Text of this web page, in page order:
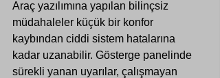
Araç yazılımına yapılan bilinçsiz
müdahaleler küçük bir konfor
kaybından ciddi sistem hatalarına
kadar uzanabilir. Gösterge panelinde
sürekli yanan uyarılar, çalışmayan